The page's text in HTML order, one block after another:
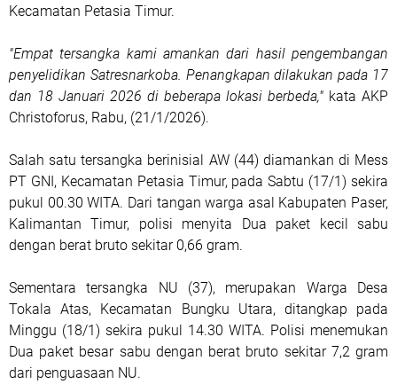
Kecamatan Petasia Timur.
"Empat tersangka kami amankan dari hasil pengembangan
penyelidikan Satresnarkoba. Penangkapan dilakukan pada 17
dan 18 Januari 2026 di beberapa lokasi berbeda," kata AKP
Christoforus, Rabu, (21/1/2026).
Salah satu tersangka berinisial AW (44) diamankan di Mess
PT GNI, Kecamatan Petasia Timur, pada Sabtu (17/1) sekira
pukul 00.30 WITA. Dari tangan warga asal Kabupaten Paser,
Kalimantan Timur, polisi menyita Dua paket kecil sabu
dengan berat bruto sekitar 0,66 gram.
Sementara tersangka NU (37), merupakan Warga Desa
Tokala Atas, Kecamatan Bungku Utara, ditangkap pada
Minggu (18/1) sekira pukul 14.30 WITA. Polisi menemukan
Dua paket besar sabu dengan berat bruto sekitar 7,2 gram
dari penguasaan NU.